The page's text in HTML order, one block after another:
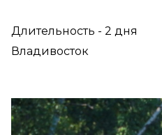
Длительность - 2 дня
Владивосток